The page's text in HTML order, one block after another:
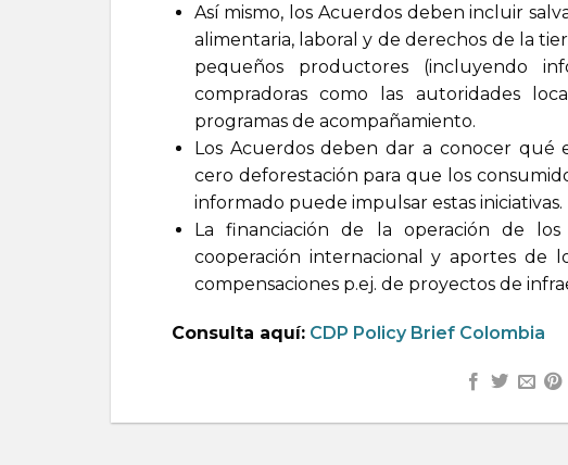
Así mismo, los Acuerdos deben incluir
alimentaria, laboral y de derechos de la
pequeños productores (incluyendo
compradoras como las autoridades
programas de acompañamiento.
Los Acuerdos deben dar a conocer
cero deforestación para que los
informado puede impulsar estas iniciativas.
La financiación de la operación de
cooperación internacional y aportes de
compensaciones p.ej. de proyectos de
Consulta aquí: CDP Policy Brief Colombia